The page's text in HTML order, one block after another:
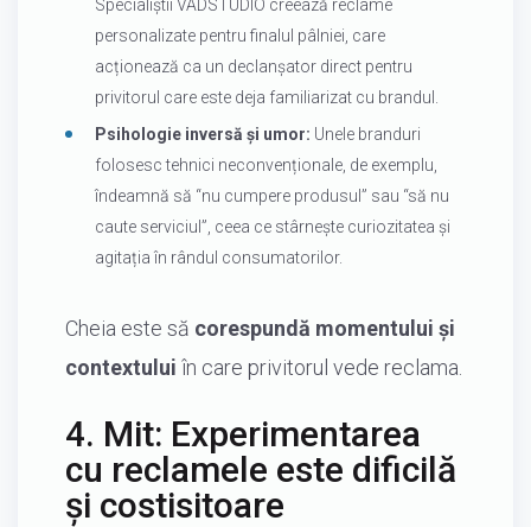
Specialiștii VADSTUDIO creează reclame
personalizate pentru finalul pâlniei, care
acționează ca un declanșator direct pentru
privitorul care este deja familiarizat cu brandul.
Psihologie inversă și umor: Unele branduri
folosesc tehnici neconvenționale, de exemplu,
îndeamnă să “nu cumpere produsul” sau “să nu
caute serviciul”, ceea ce stârnește curiozitatea și
agitația în rândul consumatorilor.
Cheia este să corespundă momentului și
contextului în care privitorul vede reclama.
4. Mit: Experimentarea
cu reclamele este dificilă
și costisitoare